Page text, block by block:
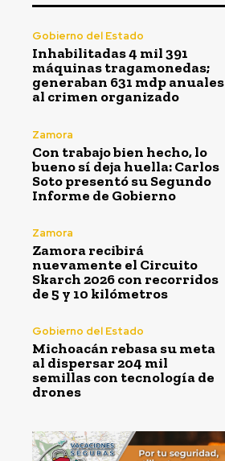
Gobierno del Estado
Inhabilitadas 4 mil 391
máquinas tragamonedas;
generaban 631 mdp anuales
al crimen organizado
Zamora
Con trabajo bien hecho, lo
bueno sí deja huella: Carlos
Soto presentó su Segundo
Informe de Gobierno
Zamora
Zamora recibirá
nuevamente el Circuito
Skarch 2026 con recorridos
de 5 y 10 kilómetros
Gobierno del Estado
Michoacán rebasa su meta
al dispersar 204 mil
semillas con tecnología de
drones